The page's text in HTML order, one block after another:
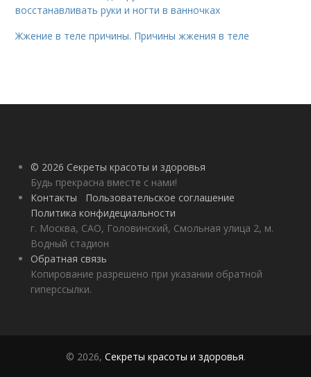
восстанавливать руки и ногти в ванночках
Жжение в теле причины. Причины жжения в теле
© 2026 Секреты красоты и здоровья
Будь прекрасна вместе с нами!
Контакты
Пользовательское соглашение
Политика конфидециальности
г. Москва, САО, Головинский, Смольная улица 2, м.
Водный стадион
Обратная связь
Копирование разрешено при указании обратной
гиперссылки.
© 2026, Секреты красоты и здоровья.